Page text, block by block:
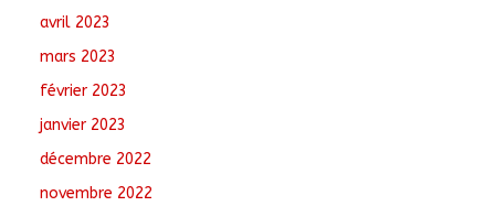
avril 2023
mars 2023
février 2023
janvier 2023
décembre 2022
novembre 2022